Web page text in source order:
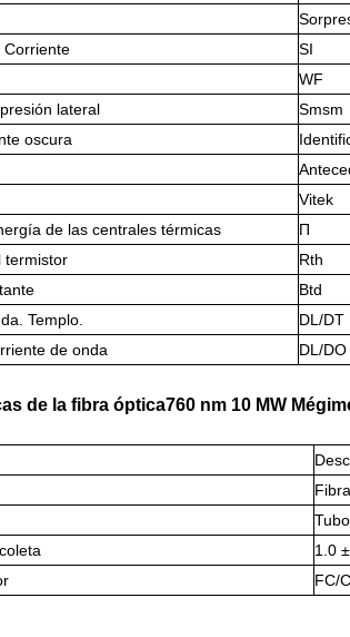
Corriente
SI
WF
lateral
Smsm
oscura
Vitek
de las centrales térmicas
П
termistor
Rth
Btd
Templo.
DL/DT
de onda
DL/DO
de la fibra óptica760 nm 10 MW
1.0
FC/